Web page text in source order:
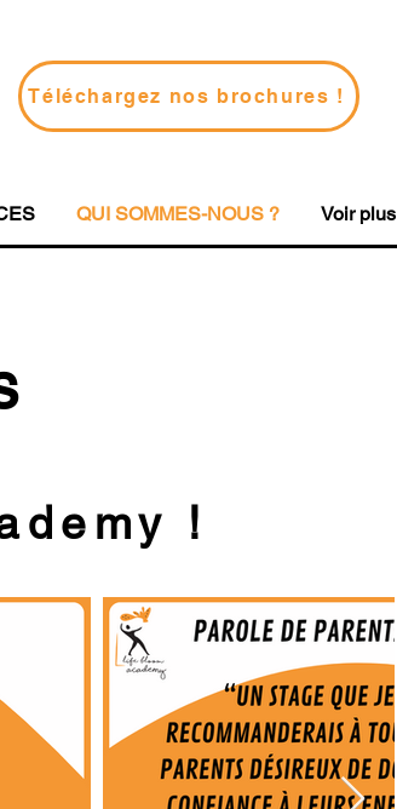
Téléchargez nos brochures !
QUI SOMMES-NOUS ? Voir plus
!